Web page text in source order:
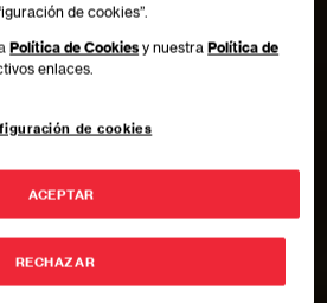
de cookies”.
Política de Cookies y nuestraPolítica de
enlaces.
de cookies
RECHAZAR
ACEPTAR